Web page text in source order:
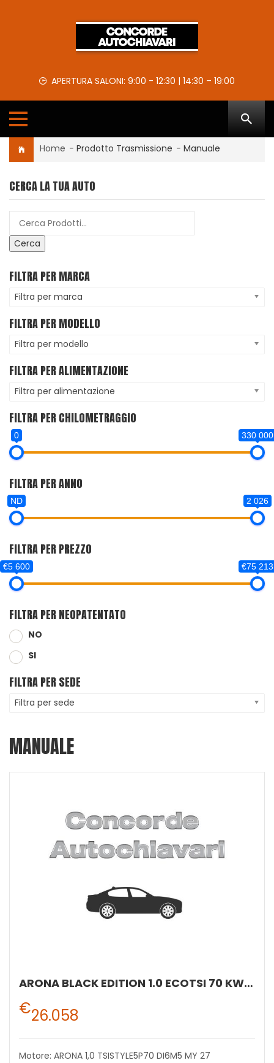
APERTURA SALONI: 9:00 - 12:30 | 14:30 – 19:00
Home - Prodotto Trasmissione - Manuale
CERCA LA TUA AUTO
Cerca
FILTRA PER MARCA
Filtra per marca
FILTRA PER MODELLO
Filtra per modello
FILTRA PER ALIMENTAZIONE
Filtra per alimentazione
FILTRA PER CHILOMETRAGGIO
0 330 000
FILTRA PER ANNO
ND 2 026
FILTRA PER PREZZO
€5 600 €75 213
FILTRA PER NEOPATENTATO
NO
SI
FILTRA PER SEDE
Filtra per sede
MANUALE
ARONA BLACK EDITION 1.0 ECOTSI 70 KW (95 CV) BENZINA MANUALE 5 MARCE 2WD
€26.058
Motore: ARONA 1,0 TSISTYLE5P70 DI6M5 MY 27